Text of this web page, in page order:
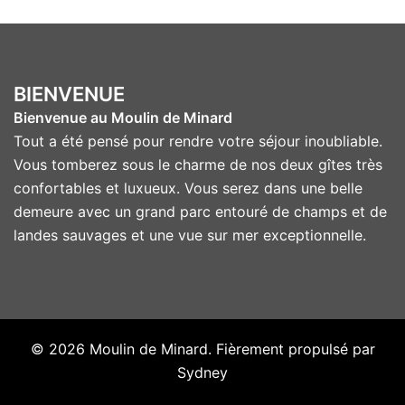
BIENVENUE
Bienvenue au Moulin de Minard
Tout a été pensé pour rendre votre séjour inoubliable.
Vous tomberez sous le charme de nos deux gîtes très
confortables et luxueux. Vous serez dans une belle
demeure avec un grand parc entouré de champs et de
landes sauvages et une vue sur mer exceptionnelle.
© 2026 Moulin de Minard. Fièrement propulsé par
Sydney